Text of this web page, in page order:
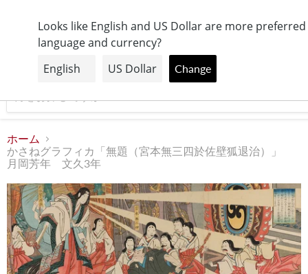
ー
ホーム
かさねグラフィカ「無題（宮本無三四於佐壁狐退治）」
月岡芳年 文久3年
Looks like English and US Dollar are more
language and currency?
Change